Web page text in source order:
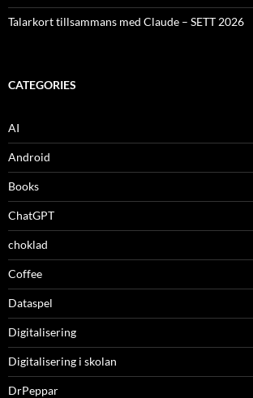
Talarkort tillsammans med Claude – SETT 2026
CATEGORIES
AI
Android
Books
ChatGPT
choklad
Coffee
Dataspel
Digitalisering
Digitalisering i skolan
DrPeppar